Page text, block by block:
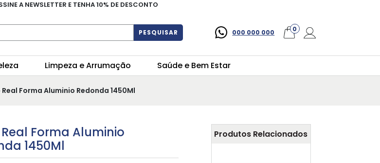
A NEWSLETTER E TENHA 10% DE DESCONTO
PESQUISAR 000 000 000 0
Limpeza e Arrumação Saúde e Bem Estar
Forma Aluminio Redonda 1450Ml
Forma Aluminio
1450Ml
Produtos Relacionados